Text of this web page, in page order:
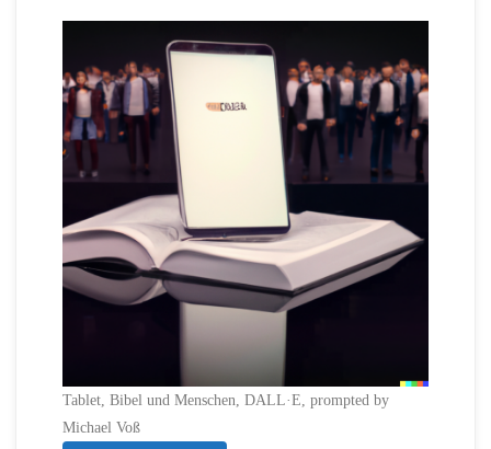
Tablet, Bibel und Menschen, DALL·E, prompted by
Michael Voß